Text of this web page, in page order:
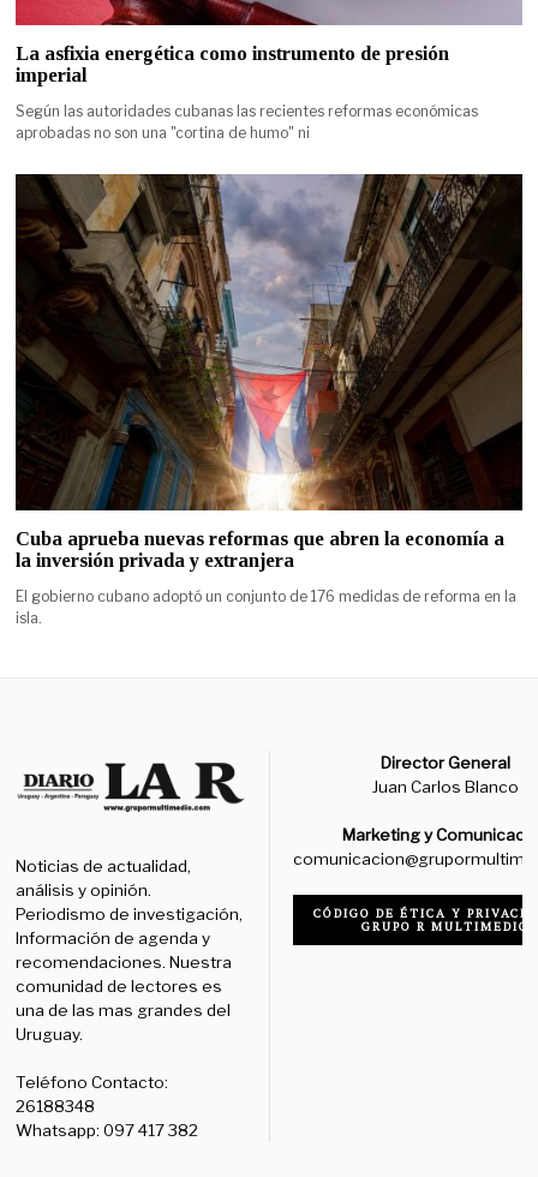
La asfixia energética como instrumento de presión
imperial
Según las autoridades cubanas las recientes reformas económicas
aprobadas no son una "cortina de humo" ni
Cuba aprueba nuevas reformas que abren la economía a
la inversión privada y extranjera
El gobierno cubano adoptó un conjunto de 176 medidas de reforma en la
isla.
Noticias de actualidad,
análisis y opinión.
Periodismo de investigación,
Información de agenda y
recomendaciones. Nuestra
comunidad de lectores es
una de las mas grandes del
Uruguay.
Teléfono Contacto:
26188348
Whatsapp: 097 417 382
Director General
Juan Carlos Blanco
Marketing y
CÓDIGO DE ÉTICA Y
GRUPO R MULTIMEDIO